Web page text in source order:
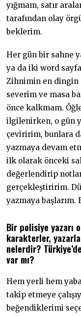
yığmam, satır
tarafından olay
beklerim.
Her gün bir sahne
ya da iki word
Zihnimin en dingin
severim ve masa
önce kalkmam.
ilgilenirken, o gün
çeviririm, bunlara
yazmaya devam
ilk olarak önceki
değerlendirip
gerçekleştiririm.
yazmaya başlarım.
Bir polisiye yazarı
karakterler,
nelerdir?
var mı?
Hem yerli hem
takip etmeye
beğendiklerimi